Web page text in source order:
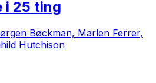
i 25 ting
Bøckman, Marlen Ferrer,
Hutchison